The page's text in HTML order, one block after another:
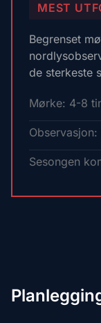
MEST
Begrenset
de sterkeste
Mørke: 4-8
Sesongen